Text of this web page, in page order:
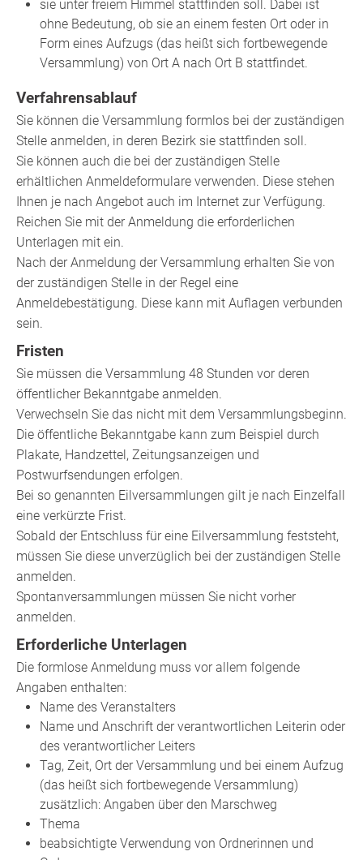
sie unter freiem Himmel stattfinden soll. Dabei ist
ohne Bedeutung, ob sie an einem festen Ort oder in
Form eines Aufzugs (das heißt sich fortbewegende
Versammlung) von Ort A nach Ort B stattfindet.
Verfahrensablauf
Sie können die Versammlung formlos bei der zuständigen
Stelle anmelden, in deren Bezirk sie stattfinden soll.
Sie können auch die bei der zuständigen Stelle
erhältlichen Anmeldeformulare verwenden. Diese stehen
Ihnen je nach Angebot auch im Internet zur Verfügung.
Reichen Sie mit der Anmeldung die erforderlichen
Unterlagen mit ein.
Nach der Anmeldung der Versammlung erhalten Sie von
der zuständigen Stelle in der Regel eine
Anmeldebestätigung. Diese kann mit Auflagen verbunden
sein.
Fristen
Sie müssen die Versammlung 48 Stunden vor deren
öffentlicher Bekanntgabe anmelden.
Verwechseln Sie das nicht mit dem Versammlungsbeginn.
Die öffentliche Bekanntgabe kann zum Beispiel durch
Plakate, Handzettel, Zeitungsanzeigen und
Postwurfsendungen erfolgen.
Bei so genannten Eilversammlungen gilt je nach Einzelfall
eine verkürzte Frist.
Sobald der Entschluss für eine Eilversammlung feststeht,
müssen Sie diese unverzüglich bei der zuständigen Stelle
anmelden.
Spontanversammlungen müssen Sie nicht vorher
anmelden.
Erforderliche Unterlagen
Die formlose Anmeldung muss vor allem folgende
Angaben enthalten:
Name des Veranstalters
Name und Anschrift der verantwortlichen Leiterin oder
des verantwortlicher Leiters
Tag, Zeit, Ort der Versammlung und bei einem Aufzug
(das heißt sich fortbewegende Versammlung)
zusätzlich: Angaben über den Marschweg
Thema
beabsichtigte Verwendung von Ordnerinnen und